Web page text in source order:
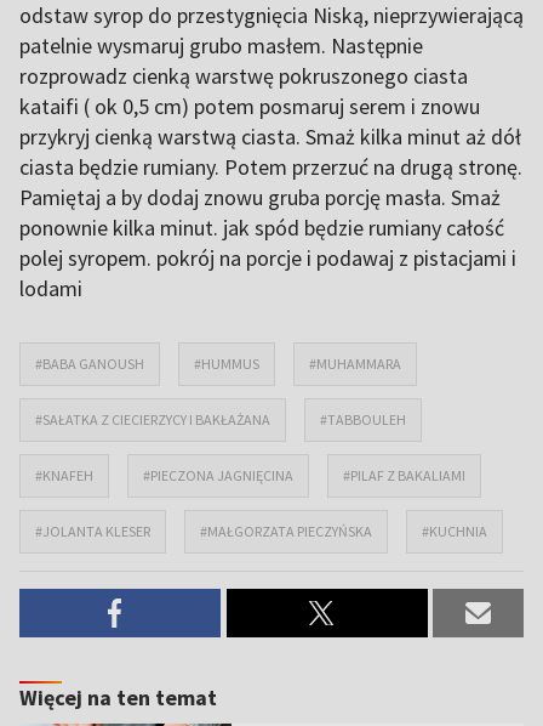
odstaw syrop do przestygnięcia Niską, nieprzywierającą
patelnie wysmaruj grubo masłem. Następnie
rozprowadz cienką warstwę pokruszonego ciasta
kataifi ( ok 0,5 cm) potem posmaruj serem i znowu
przykryj cienką warstwą ciasta. Smaż kilka minut aż dół
ciasta będzie rumiany. Potem przerzuć na drugą stronę.
Pamiętaj a by dodaj znowu gruba porcję masła. Smaż
ponownie kilka minut. jak spód będzie rumiany całość
polej syropem. pokrój na porcje i podawaj z pistacjami i
lodami
#BABA GANOUSH #HUMMUS #MUHAMMARA
#SAŁATKA Z CIECIERZYCY I BAKŁAŻANA #TABBOULEH
#KNAFEH #PIECZONA JAGNIĘCINA #PILAF Z BAKALIAMI
#JOLANTA KLESER #MAŁGORZATA PIECZYŃSKA #KUCHNIA
Więcej na ten temat